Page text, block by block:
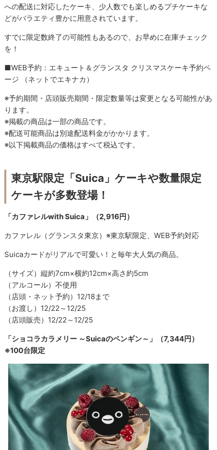
への配送に対応したケーキ、少人数でも楽しめるプチケーキな
どがバラエティ豊かに用意されています。
すでに限定数終了の可能性もあるので、お早めに在庫チェック
を！
■WEB予約：エキュート＆グランスタ クリスマスケーキ予約ペ
ージ （ネットでエキナカ）
※予約期間・店頭販売期間・限定数量等は変更となる可能性があ
ります。
※掲載の商品は一部の商品です。
※配送可能商品は別途配送料金がかかります。
※以下掲載商品の価格はすべて税込です。
東京駅限定「Suica」ケーキや数量限定
ケーキが多数登場！
「カファレルwith Suica」（2,916円）
カファレル（グランスタ東京）※東京駅限定、WEB予約対応
Suicaカードがリアルで可愛い！と毎年大人気の商品。
（サイズ）縦約7cm×横約12cm×高さ約5cm
（アルコール）不使用
（店頭・ネット予約）12/18まで
（お渡し）12/22～12/25
（店頭販売）12/22～12/25
「ショコラカラメリー ～Suicaのペンギン～」（7,344円）
※100台限定